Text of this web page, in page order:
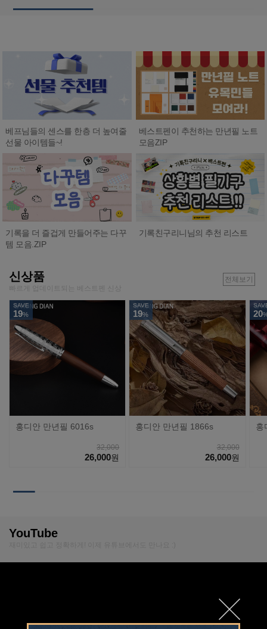
베프님들의 센스를 한층 더 높여줄
선물 아이템들~!
베스트펜이 추천하는 만년필 노트
모음ZIP
기록을 더 즐겁게 만들어주는 다꾸
템 모음.ZIP
기록친구리니님의 추천 리스트
신상품
빠르게 업데이트되는 베스트펜 신상
전체보기
SAVE
19%
홍디안 만년필 6016s
32,000
26,000원
SAVE
19%
홍디안 만년필 1866s
32,000
26,000원
20
홍
YouTube